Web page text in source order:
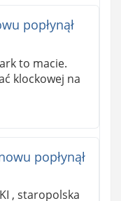
popłynął
to macie.
klockowej na
popłynął
, staropolska